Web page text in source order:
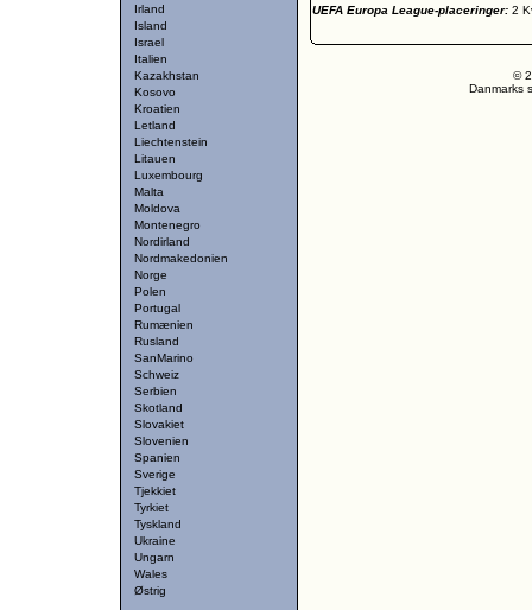
Irland
Island
Israel
Italien
Kazakhstan
Kosovo
Kroatien
Letland
Liechtenstein
Litauen
Luxembourg
Malta
Moldova
Montenegro
Nordirland
Nordmakedonien
Norge
Polen
Portugal
Rumænien
Rusland
SanMarino
Schweiz
Serbien
Skotland
Slovakiet
Slovenien
Spanien
Sverige
Tjekkiet
Tyrkiet
Tyskland
Ukraine
Ungarn
Wales
Østrig
UEFA Europa League-placeringer: 2
©
Danmarks